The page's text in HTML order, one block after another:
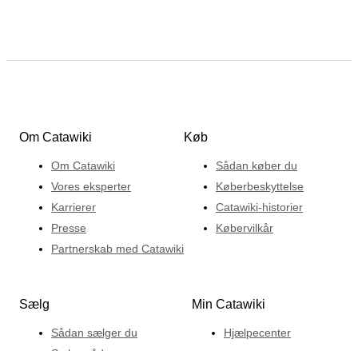
Om Catawiki
Om Catawiki
Vores eksperter
Karrierer
Presse
Partnerskab med Catawiki
Køb
Sådan køber du
Køberbeskyttelse
Catawiki-historier
Købervilkår
Sælg
Sådan sælger du
Min Catawiki
Hjælpecenter